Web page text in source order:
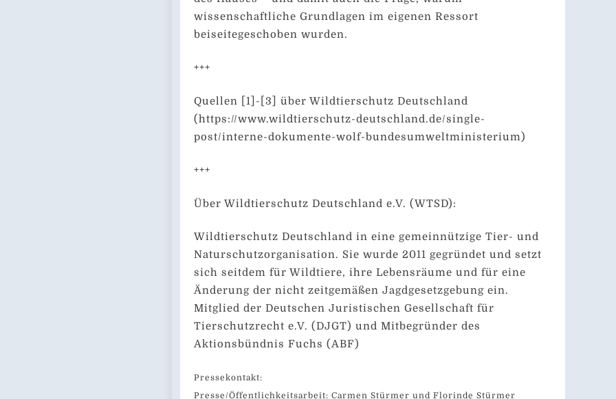
wissenschaftliche Grundlagen im eigenen Ressort
beiseitegeschoben wurden.
+++
Quellen [1]-[3] über Wildtierschutz Deutschland
(https://www.wildtierschutz-deutschland.de/single-
post/interne-dokumente-wolf-bundesumweltministerium)
+++
Über Wildtierschutz Deutschland e.V. (WTSD):
Wildtierschutz Deutschland in eine gemeinnützige Tier- und
Naturschutzorganisation. Sie wurde 2011 gegründet und setzt
sich seitdem für Wildtiere, ihre Lebensräume und für eine
Änderung der nicht zeitgemäßen Jagdgesetzgebung ein.
Mitglied der Deutschen Juristischen Gesellschaft für
Tierschutzrecht e.V. (DJGT) und Mitbegründer des
Aktionsbündnis Fuchs (ABF)
Pressekontakt:
Presse/Öffentlichkeitsarbeit: Carmen Stürmer und Florinde Stürmer